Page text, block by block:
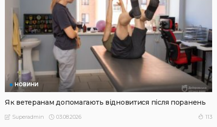
НОВИНИ
Як ветеранам допомагають відновитися після поранень
Superadmin 03.08.2026 113